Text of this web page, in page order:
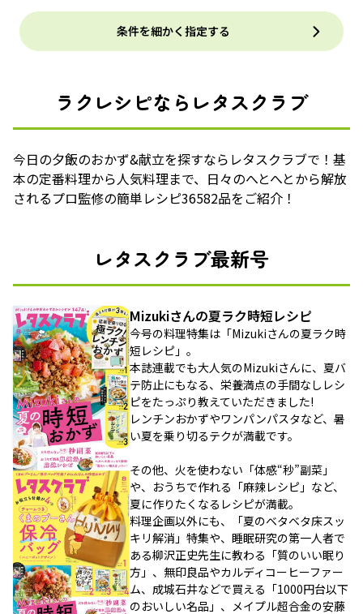
条件を細かく指定する
ラクレシピならレタスクラブ
今日の夕飯のおかず&献立を探すならレタスクラブで！基
本の定番料理から人気料理まで、日々のへとへとから解放
されるプロ監修の簡単レシピ36582品をご紹介！
レタスクラブ最新号
Mizukiさんの夏ラク時短レシピ
今号の料理特集は「Mizukiさんの夏ラク時
短レシピ」。
本誌連載でも大人気のMizukiさんに、夏バ
テ防止にもなる、栄養満点の手間なしレシ
ピをたっぷり教えていただきました!
レンチンおかずやワンパンパスタなど、暑
い夏を乗り切るテクが満載です。
その他、火を使わない「体感“秒”副菜」
や、おうちで作れる「麻辣レシピ」など、
夏に作りたくなるレシピが満載。
料理企画以外にも、「夏のベタベタ床スッ
キリ解消」特集や、睡眠研究の第一人者で
ある柳沢正史先生に教わる「質のいい眠り
方」、無印良品やカルディコーヒーファー
ム、成城石井などで買える「1000円台以下
のおいしい名品」、メイプル超合金の安藤